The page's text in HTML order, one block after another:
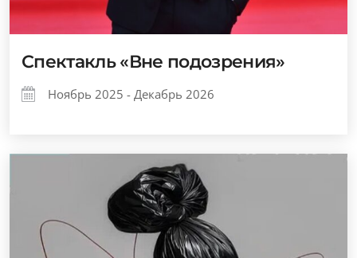
Спектакль «Вне подозрения»
Ноябрь 2025 - Декабрь 2026